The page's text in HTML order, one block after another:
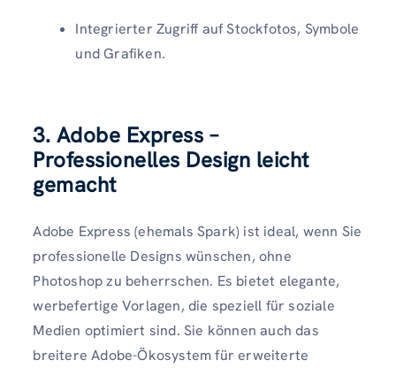
Integrierter Zugriff auf Stockfotos, Symbole
und Grafiken.
3. Adobe Express –
Professionelles Design leicht
gemacht
Adobe Express (ehemals Spark) ist ideal, wenn Sie
professionelle Designs wünschen, ohne
Photoshop zu beherrschen. Es bietet elegante,
werbefertige Vorlagen, die speziell für soziale
Medien optimiert sind. Sie können auch das
breitere Adobe-Ökosystem für erweiterte